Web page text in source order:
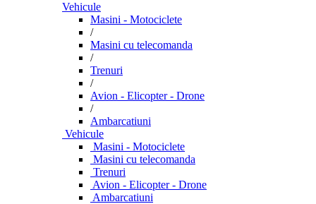
Vehicule
Masini - Motociclete
/
Masini cu telecomanda
/
Trenuri
/
Avion - Elicopter - Drone
/
Ambarcatiuni
Vehicule
Masini - Motociclete
Masini cu telecomanda
Trenuri
Avion - Elicopter - Drone
Ambarcatiuni